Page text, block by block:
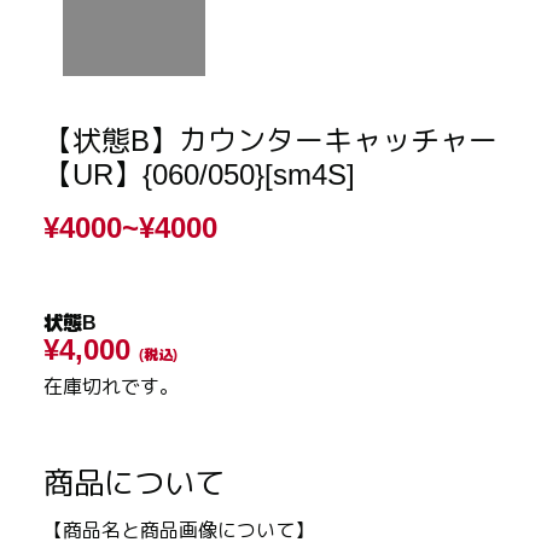
【状態B】カウンターキャッチャー
【UR】{060/050}[sm4S]
¥4000~¥4000
状態B
¥4,000 (税込)
在庫切れです。
商品について
【商品名と商品画像について】